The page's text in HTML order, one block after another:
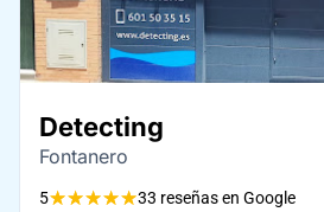
Detecting
Fontanero
5★★★★★33 reseñas en Google